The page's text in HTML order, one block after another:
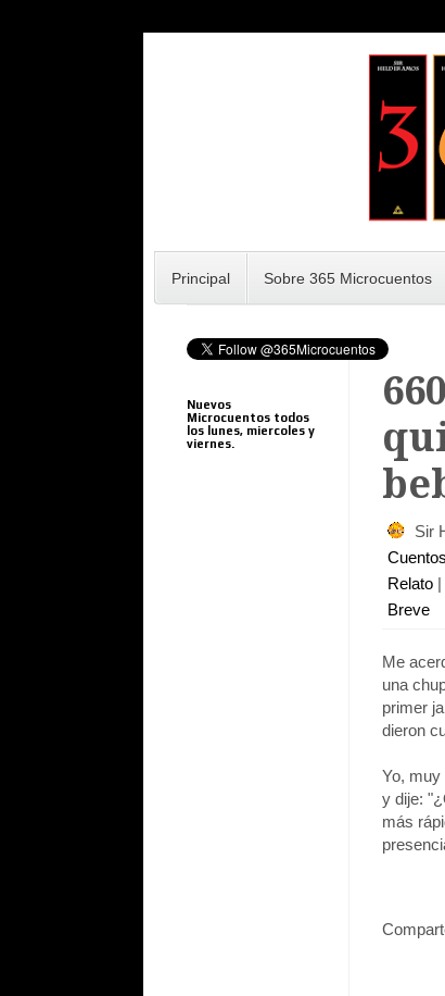
Principal Sobre 365 Microcuentos
Sir
Relato |
Breve
Me
una
primer
dieron
Yo, muy
y dije:
más
Nuevos
Microcuentos todos
los lunes, miercoles y
viernes.